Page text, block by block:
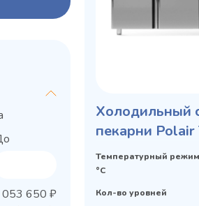
650 ₽
Холодильный
пекарни
Температурный
°C
Кол-во уровней